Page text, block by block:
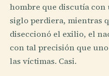
hombre que discutía con
siglo perdiera, mientras
diseccionó el exilio, el
con tal precisión que
las víctimas. Casi.